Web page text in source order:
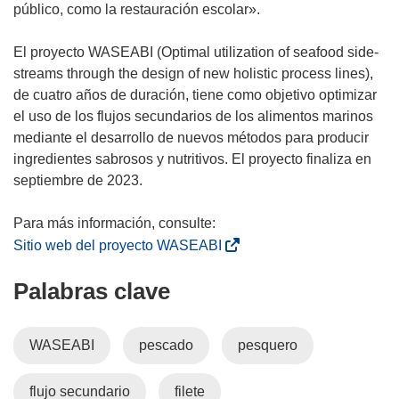
n
)
público, como la restauración escolar».
El proyecto WASEABI (Optimal utilization of seafood side-
streams through the design of new holistic process lines),
de cuatro años de duración, tiene como objetivo optimizar
el uso de los flujos secundarios de los alimentos marinos
mediante el desarrollo de nuevos métodos para producir
ingredientes sabrosos y nutritivos. El proyecto finaliza en
septiembre de 2023.
Sitio web del proyecto WASEABI
Palabras clave
WASEABI pescado pesquero
flujo secundario filete